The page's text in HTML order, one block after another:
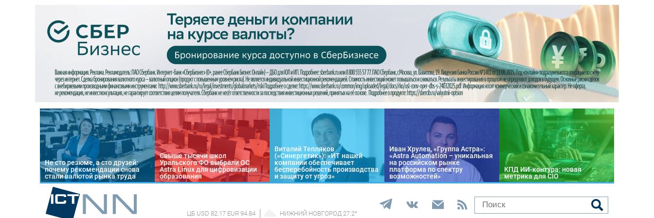
Не сто резюме, а сто друзей:
почему рекомендации снова
стали валютой рынка труда
Свыше тысячи школ
Уральского ФО выбрали ОС
Astra Linux для цифровизации
образования
Виталий Тепляков
(«Синергетик»): «ИТ нашей
компании обеспечивает
бесперебойность производства
и защиту от угроз»
Иван Хрулев, «Группа Астра»:
«Astra Automation – уникальная
на российском рынке
платформа по спектру
возможностей»
КПД ИИ-контура: новая
метрика для CIO
ЦБ USD 82.17 EUR 94.84 НИЖНИЙ НОВГОРОД 27.2°